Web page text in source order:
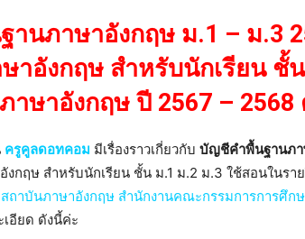
นภาษาอังกฤษ ม.1 – ม.3
าอังกฤษ สำหรับนักเรียน ชั้
าษาอังกฤษ ปี 2567 –
ครูคูลดอทคอม มีเรื่องราวเกี่ยวกับ บัญชีคําพื้นฐานภา
งกฤษ สำหรับนักเรียน ชั้น ม.1 ม.2 ม.3 ใช้สอนในรา
สถาบันภาษาอังกฤษ สำนักงานคณะกรรมการการศึก
อียด ดังนี้ค่ะ